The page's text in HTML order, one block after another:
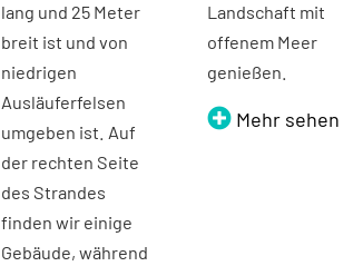
lang und 25 Meter
breit ist und von
niedrigen
Ausläuferfelsen
umgeben ist. Auf
der rechten Seite
des Strandes
finden wir einige
Gebäude, während
Landschaft mit
offenem Meer
genießen.
Mehr sehen